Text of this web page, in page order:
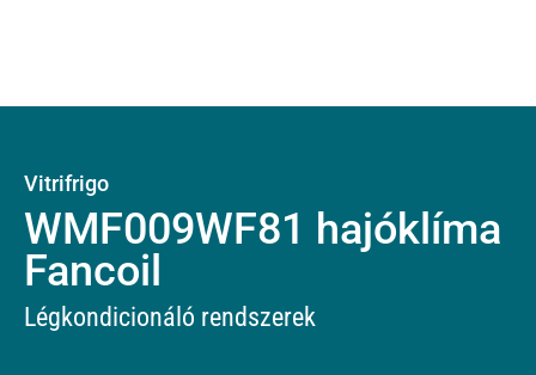
Vitrifrigo
WMF009WF81 hajóklíma
Fancoil
Légkondicionáló rendszerek